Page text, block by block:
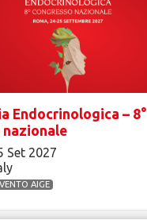
Endocrinologica – 8°
nazionale
Set 2027
AIGE